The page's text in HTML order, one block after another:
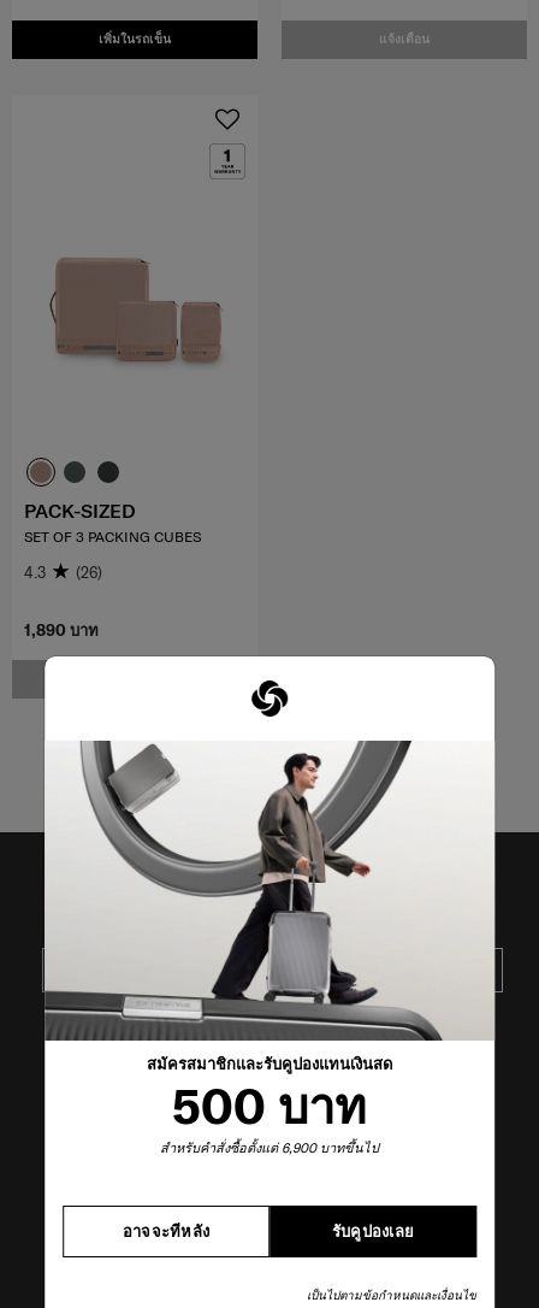
สมัครสมาชิกและรับคูปองแทนเงินสด
500 บาท
สำหรับคำสั่งซื้อตั้งแต่ 6,900 บาทขึ้นไป
รับคูปองเลย
อาจจะทีหลัง
เป็นไปตามข้อกำหนดและเงื่อนไข
เพิ่มในรถเข็น แจ้งเตือน
1,890 บาท
PACK-SIZED
SET OF 3 PACKING CUBES
4.3 (26)
ผลิตภัณฑ์
รับข่าวสารล่าสุดจาก SAMSONITE
VISIT OUR OTHER BRANDS